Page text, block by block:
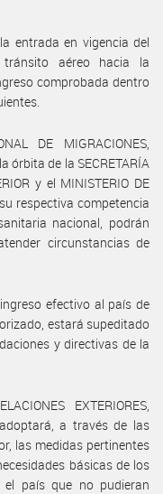
entrada en vigencia del
tránsito aéreo hacia la
comprobada dentro
DE MIGRACIONES,
de la SECRETARÍA
y el MINISTERIO DE
respectiva competencia
nacional, podrán
circunstancias de
efectivo al país de
estará supeditado
y directivas de la
EXTERIORES,
adoptará, a través de las
las medidas pertinentes
básicas de los
el país que no pudieran